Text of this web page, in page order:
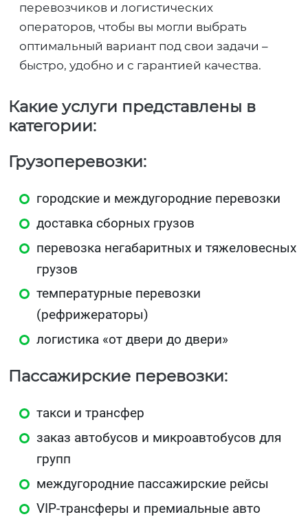
перевозчиков и логистических
операторов, чтобы вы могли выбрать
оптимальный вариант под свои задачи –
быстро, удобно и с гарантией качества.
Какие услуги представлены в
категории:
Грузоперевозки:
городские и междугородние перевозки
доставка сборных грузов
перевозка негабаритных и тяжеловесных
грузов
температурные перевозки
(рефрижераторы)
логистика «от двери до двери»
Пассажирские перевозки:
такси и трансфер
заказ автобусов и микроавтобусов для
групп
междугородние пассажирские рейсы
VIP‑трансферы и премиальные авто